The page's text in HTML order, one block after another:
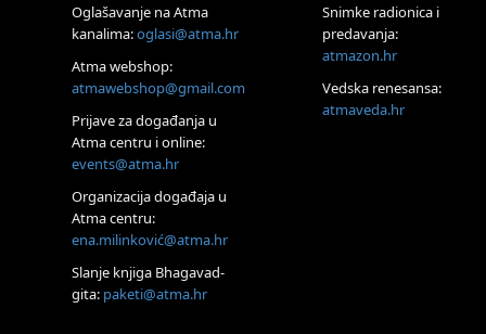
Visoko
Alemka Dauskardt – Jednodnevna radionica sistemskih
Zagreb
HOD PO ŽERAVICI – Seminar koji mijenja tijelo, duh i um
SoulFest – Festival glazbe, mudrosti i zajedništva
Radoboj
Noćna šumska kupka
Zagreb
Zagreb
Oglašavanje na Atma
kanalima:oglasi@atma.hr
Atma webshop:
atmawebshop@gmail.com
Prijave za događanja u
Atma centru i online:
events@atma.hr
Organizacija događaja u
Atma centru:
ena.milinković@atma.hr
Slanje knjiga Bhagavad-
gita: paketi@atma.hr
Snimke radionica i
predavanja:
atmazon.hr
Vedska renesansa:
atmaveda.hr